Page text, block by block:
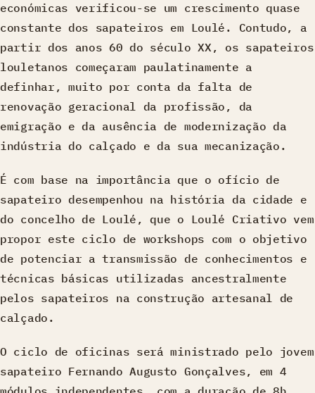
económicas verificou-se um crescimento quase
constante dos sapateiros em Loulé. Contudo, a
partir dos anos 60 do século XX, os sapateiros
louletanos começaram paulatinamente a
definhar, muito por conta da falta de
renovação geracional da profissão, da
emigração e da ausência de modernização da
indústria do calçado e da sua mecanização.
É com base na importância que o ofício de
sapateiro desempenhou na história da cidade e
do concelho de Loulé, que o Loulé Criativo vem
propor este ciclo de workshops com o objetivo
de potenciar a transmissão de conhecimentos e
técnicas básicas utilizadas ancestralmente
pelos sapateiros na construção artesanal de
calçado.
O ciclo de oficinas será ministrado pelo jovem
sapateiro Fernando Augusto Gonçalves, em 4